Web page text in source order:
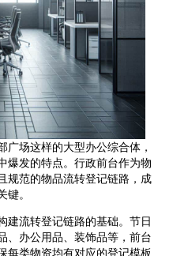
广场这样的大型办公综合体，
爆发的特点。行政前台作为物
规范的物品流转登记链路，成
键。
建流转登记链路的基础。节日
、办公用品、装饰品等，前台
每类物资均有对应的登记模板